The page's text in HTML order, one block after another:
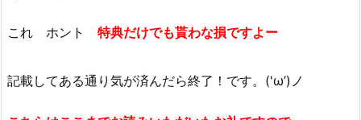
これ ホント 特典だけでも貰わな損ですよー
記載してある通り気が済んだら終了！です。('ω’)ノ